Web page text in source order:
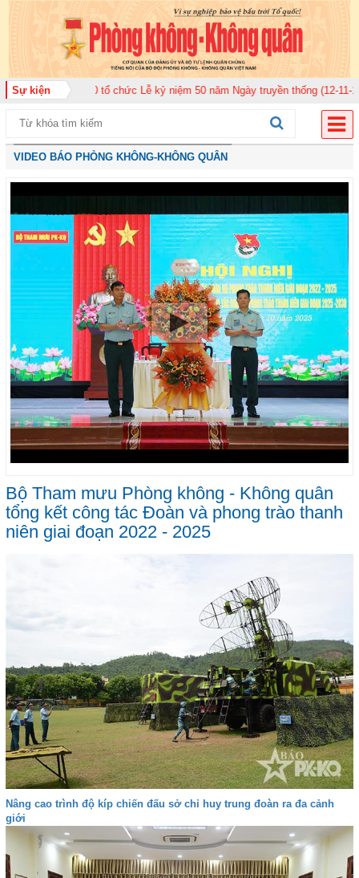
Sự kiện
920 tổ chức Lễ kỷ niệm 50 năm Ngày truyền thống (12-11-1975/12-11-
VIDEO BÁO PHÒNG KHÔNG-KHÔNG QUÂN
Bộ Tham mưu Phòng không - Không quân
tổng kết công tác Đoàn và phong trào thanh
niên giai đoạn 2022 - 2025
Nâng cao trình độ kíp chiến đấu sở chỉ huy trung đoàn ra đa cảnh
giới